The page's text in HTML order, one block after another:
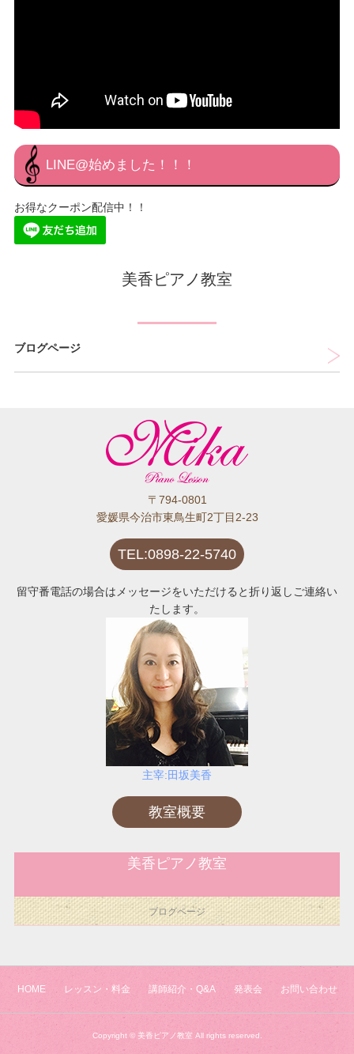
LINE@始めました！！！
お得なクーポン配信中！！
美香ピアノ教室
ブログページ
〒794-0801
愛媛県今治市東鳥生町2丁目2-23
TEL:0898-22-5740
留守番電話の場合はメッセージをいただけると折り返しご連絡い
たします。
主宰:田坂美香
教室概要
美香ピアノ教室
ブログページ
HOME レッスン・料金 講師紹介・Q&A 発表会 お問い合わせ
Copyright © 美香ピアノ教室 All rights reserved.